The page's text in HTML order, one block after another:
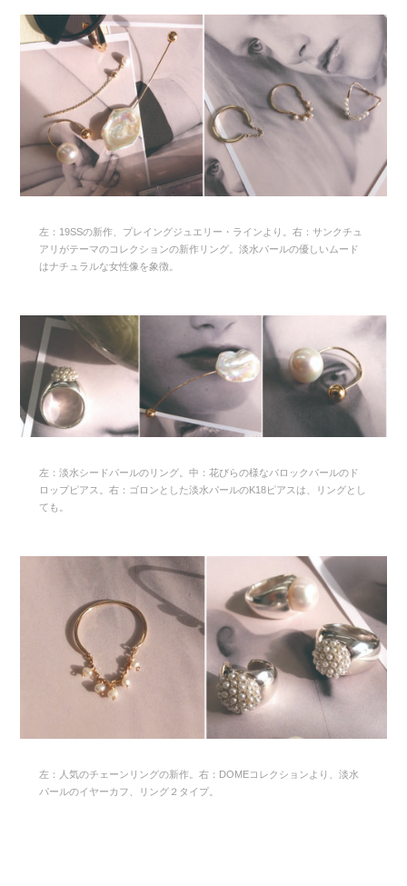
左：19SSの新作、プレイングジュエリー・ラインより。右：サンクチュ
アリがテーマのコレクションの新作リング。淡水パールの優しいムード
はナチュラルな女性像を象徴。
左：淡水シードパールのリング。中：花びらの様なバロックパールのド
ロップピアス。右：ゴロンとした淡水パールのK18ピアスは、リングとし
ても。
左：人気のチェーンリングの新作。右：DOMEコレクションより、淡水
パールのイヤーカフ、リング２タイプ。